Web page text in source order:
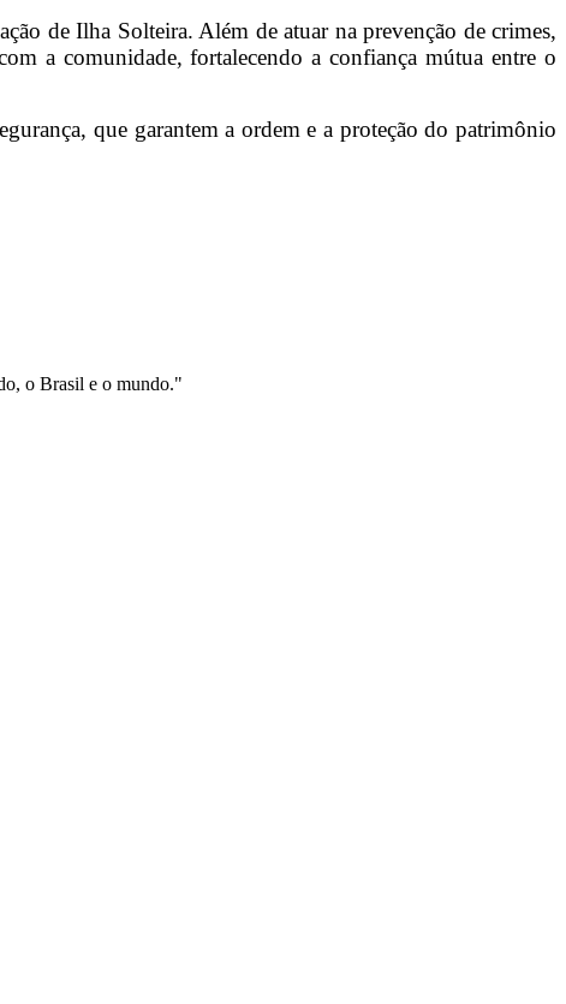
de Ilha Solteira. Além de atuar na prevenção de crimes,
a comunidade, fortalecendo a confiança mútua entre o
que garantem a ordem e a proteção do patrimônio
o Brasil e o mundo."